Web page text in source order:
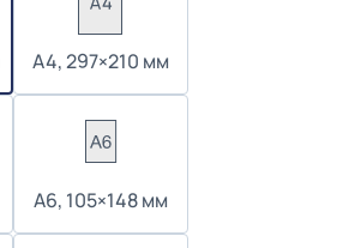
А4, 297×210 мм
А6, 105×148 мм